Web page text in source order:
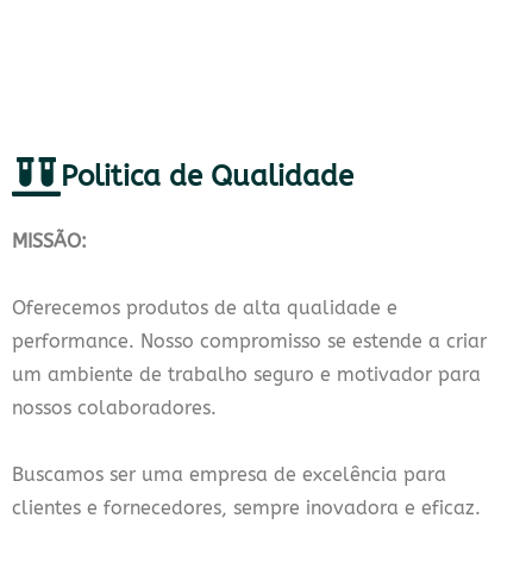
Politica de Qualidade​
M ISSÃO:
Oferecemos produtos de alta qualidade e
performance. Nosso compromisso se estende a criar
um ambiente de trabalho seguro e motivador para
nossos colaboradores.
Buscamos ser uma empresa de excelência para
clientes e fornecedores, sempre inovadora e eficaz.